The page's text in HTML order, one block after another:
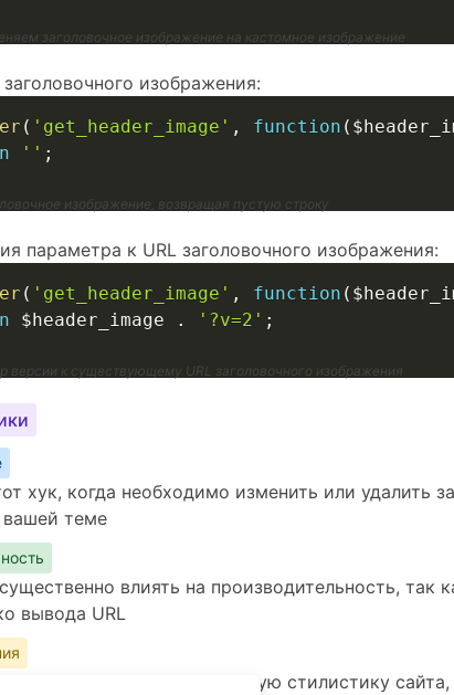
заголовочное изображение на кастомное изображение
изображения:
( 'get_header_image' , function (
'' ;
изображение, возвращая пустую строку
параметра к URL заголовочного изображения:
( 'get_header_image' , function (
$header_image . '?v=2' ;
к существующему URL заголовочного изображения
хук, когда необходимо изменить или удалить
теме
влиять на производительность, так
вывода URL
изменения не нарушают общую стилистику